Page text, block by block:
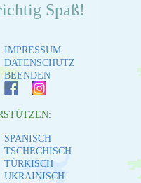
Spaß!
IMPRESSUM
DATENSCHUTZ
BEENDEN
SPANISCH
TSCHECHISCH
TÜRKISCH
UKRAINISCH